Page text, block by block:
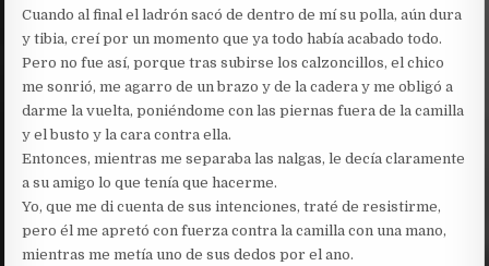
Cuando al final el ladrón sacó de dentro de mí su polla, aún dura
y tibia, creí por un momento que ya todo había acabado todo.
Pero no fue así, porque tras subirse los calzoncillos, el chico
me sonrió, me agarro de un brazo y de la cadera y me obligó a
darme la vuelta, poniéndome con las piernas fuera de la camilla
y el busto y la cara contra ella.
Entonces, mientras me separaba las nalgas, le decía claramente
a su amigo lo que tenía que hacerme.
Yo, que me di cuenta de sus intenciones, traté de resistirme,
pero él me apretó con fuerza contra la camilla con una mano,
mientras me metía uno de sus dedos por el ano.